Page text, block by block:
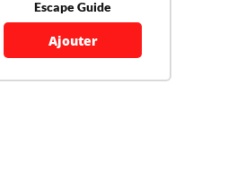
Escape Guide
Ajouter